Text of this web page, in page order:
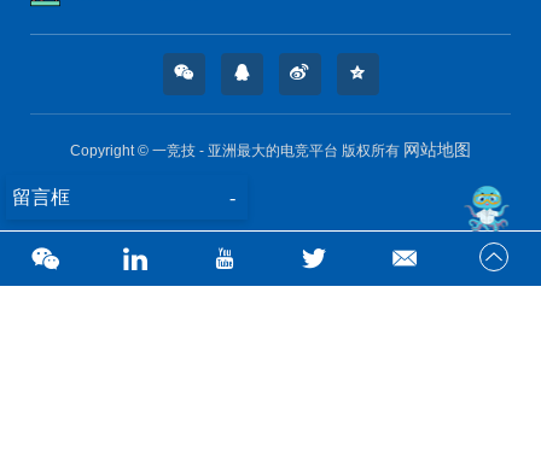
Copyright © 一竞技 - 亚洲最大的电竞平台 版权所有 网站地图
留言框 -